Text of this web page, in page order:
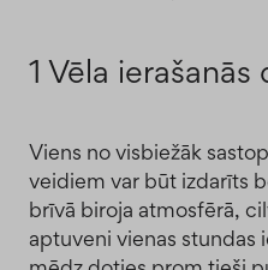
1 Vēla ierašanās
Viens no visbiežāk
veidiem var būt izdarīts
brīvā biroja atmosfērā,
aptuveni vienas stundas